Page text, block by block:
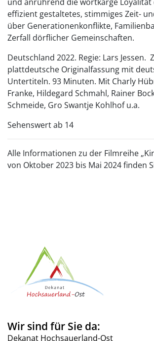
effizient gestaltetes, stimmiges Zeit-
über Generationenkonflikte,
Zerfall dörflicher Gemeinschaften.
Deutschland 2022. Regie: Lars Jessen.
plattdeutsche Originalfassung mit
Untertiteln. 93 Minuten. Mit Charly
Franke, Hildegard Schmahl, Rainer
Schmeide, Gro Swantje Kohlhof u.a.
Sehenswert ab 14
Alle Informationen zu der Filmreihe
von Oktober 2023 bis Mai 2024 finden
Wir sind für Sie da:
Dekanat Hochsauerland-Ost